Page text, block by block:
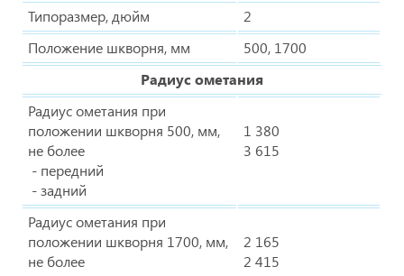
Типоразмер, дюйм
2
Положение шкворня, мм
500, 1700
Радиус ометания
Радиус ометания при
положении шкворня 500, мм,
не более
- передний
- задний
1 380
3 615
Радиус ометания при
положении шкворня 1700, мм,
не более
2 165
2 415